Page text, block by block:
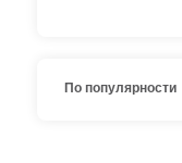
По популярности